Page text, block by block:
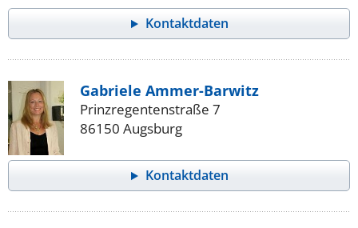
Kontaktdaten
Gabriele Ammer-Barwitz
Prinzregentenstraße 7
86150 Augsburg
Kontaktdaten